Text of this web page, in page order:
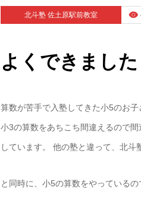
北斗塾 佐土原駅前教室
よくできました
算数が苦手で入塾してきた小5のお子
小3の算数をあちこち間違えるので
しています。 他の塾と違って、北斗
と同時に、小5の算数をやっているの